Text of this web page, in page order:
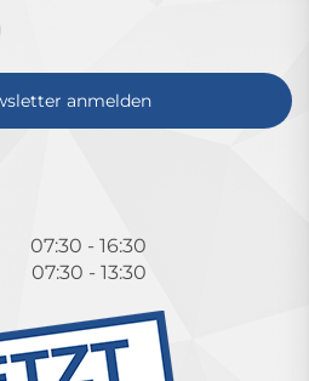
anmelden
07:30 - 16:30
07:30 - 13:30